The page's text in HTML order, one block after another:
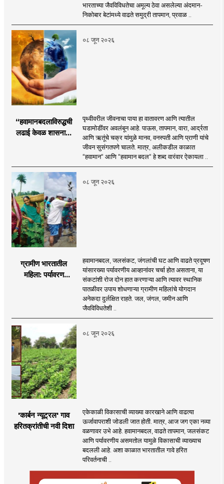
भारताच्या जैवविविधतेचा अमूल्य ठेवा असलेल्या अंदमान-
निकोबार बेटांमध्ये वाढते समुद्री तापमान, प्रवाळ ..
०८ जून २०२६
“हवामानबदलाविरुद्धची
लढाई केवळ शासनाची
विशेषतः प्रत्येक युवकाची
जबाबदारी आहे.
पृथ्वीवरील जीवनाचा पाया हा वातावरण आणि त्यातील
घडामोडींवर अवलंबून आहे. पाऊस, तापमान, वारा, आर्द्रता
आणि ऋतूंचे चक्र यांमुळे मानव, वनस्पती आणि प्राणी यांचे
जीवन सुसंगतपणे चालते. मात्र, अलीकडील काळात
“हवामान“ आणि “हवामान बदल“ हे शब्द वारंवार ऐकायला ..
०८ जून २०२६
ग्रामीण भारतातील
महिला: पर्यावरण
हवामानबदल, जलसंकट, जंगलांची घट आणि वाढते प्रदूषण
यांसारख्या पर्यावरणीय आव्हानांवर चर्चा होत असताना, या
संकटांशी रोज दोन हात करणाऱ्या आणि त्यावर स्थानिक
पातळीवर उपाय शोधणाऱ्या ग्रामीण महिलांचे योगदान
अनेकदा दुर्लक्षित राहते. जल, जंगल, जमीन आणि
जैवविविधतेशी ..
०८ जून २०२६
'कार्बन न्यूट्रल' गाव
हरितक्रांतीची नवी दिशा
एकेकाळी विकासाची व्याख्या कारखाने आणि वाढत्या
ऊर्जावापराशी जोडली जात होती. मात्र, आज जग एका नव्या
वळणावर उभे आहे. हवामानबदल, वाढते तापमान, जलसंकट
आणि पर्यावरणीय असमतोल यामुळे विकासाची व्याख्याच
बदलली आहे. अशा काळात भारतातील गावे हरित
परिवर्तनाची ..